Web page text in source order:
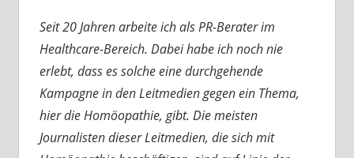
Seit 20 Jahren arbeite ich als PR-Berater im
Healthcare-Bereich. Dabei habe ich noch nie
erlebt, dass es solche eine durchgehende
Kampagne in den Leitmedien gegen ein Thema,
hier die Homöopathie, gibt. Die meisten
Journalisten dieser Leitmedien, die sich mit